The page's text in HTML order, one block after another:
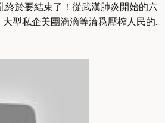
終於要結束了！從武漢肺炎開始的六
型私企美團滴滴等淪爲壓榨人民的…